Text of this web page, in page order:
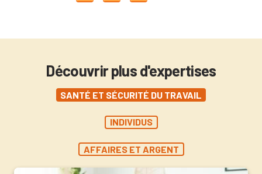
Découvrir plus d'expertises
SANTÉ ET SÉCURITÉ DU TRAVAIL
INDIVIDUS
AFFAIRES ET ARGENT